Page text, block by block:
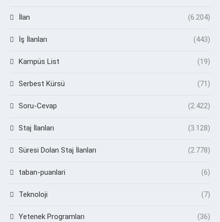
İlan (6.204)
İş İlanları (443)
Kampüs List (19)
Serbest Kürsü (71)
Soru-Cevap (2.422)
Staj İlanları (3.128)
Süresi Dolan Staj İlanları (2.778)
taban-puanlari (6)
Teknoloji (7)
Yetenek Programları (36)